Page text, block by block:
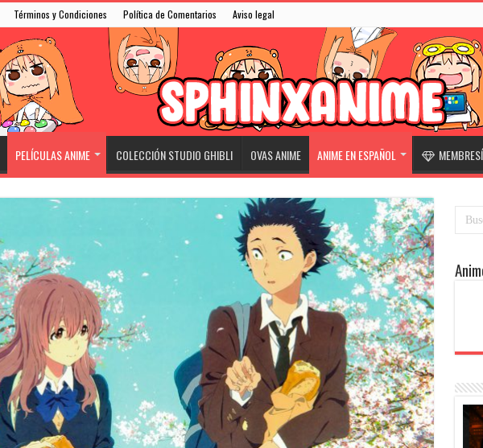
Términos y Condiciones Política de Comentarios Aviso legal
PELÍCULAS ANIME COLECCIÓN STUDIO GHIBLI OVAS ANIME ANIME EN ESPAÑOL